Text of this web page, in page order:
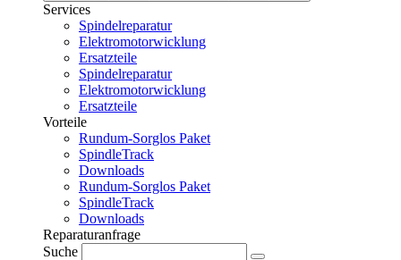
Services
Spindelreparatur
Elektromotorwicklung
Ersatzteile
Spindelreparatur
Elektromotorwicklung
Ersatzteile
Vorteile
Rundum-Sorglos Paket
SpindleTrack
Downloads
Rundum-Sorglos Paket
SpindleTrack
Downloads
Reparaturanfrage
Suche